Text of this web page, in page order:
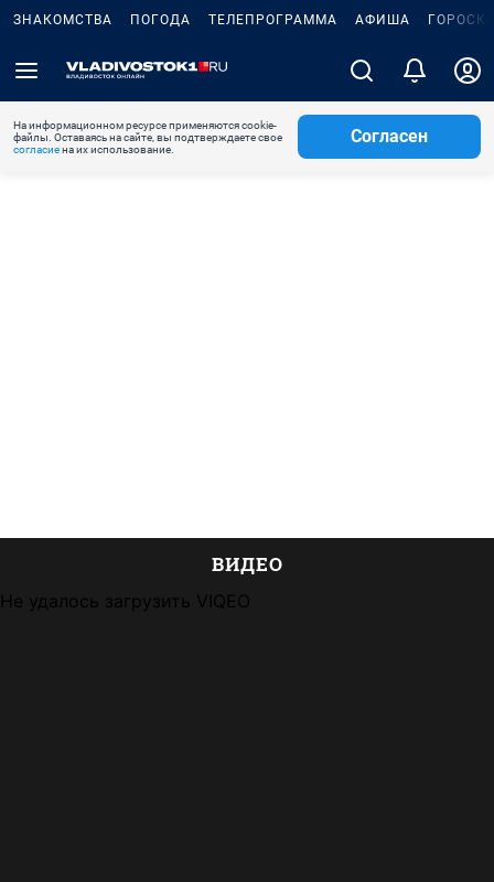
ЗНАКОМСТВА ПОГОДА ТЕЛЕПРОГРАММА АФИША
На информационном ресурсе применяются cookie-
файлы. Оставаясь на сайте, вы подтверждаете свое
согласиена их использование.
Согласен
ВИДЕО
Не удалось загрузить VIQEO